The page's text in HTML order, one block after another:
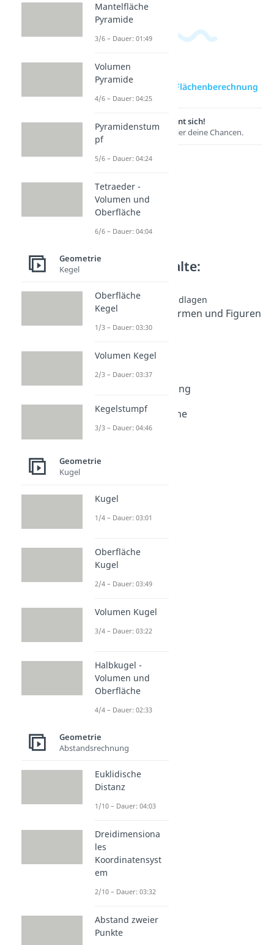
zur Videoseite: Flächenberechnung
Lernen lohnt sich!
Entdecke hier deine Chancen.
Weitere Inhalte:
Geometrische Grundlagen
Geometrische Formen und Figuren
Dauer: 03:48
Dauer: 04:17
Flächeninhalt
Dauer: 04:37
Flächenberechnung
Querschnittsfläche
Dauer: 04:16
Sechseck
Dauer: 02:51
Mantelfläche
Pyramide
3/6 – Dauer: 01:49
Volumen
Pyramide
4/6 – Dauer: 04:25
Pyramidenstum
pf
5/6 – Dauer: 04:24
Tetraeder -
Volumen und
Oberfläche
6/6 – Dauer: 04:04
Geometrie
Kegel
Oberfläche
Kegel
1/3 – Dauer: 03:30
Volumen Kegel
2/3 – Dauer: 03:37
Kegelstumpf
3/3 – Dauer: 04:46
Geometrie
Kugel
Kugel
1/4 – Dauer: 03:01
Oberfläche
Kugel
2/4 – Dauer: 03:49
Volumen Kugel
3/4 – Dauer: 03:22
Halbkugel -
Volumen und
Oberfläche
4/4 – Dauer: 02:33
Geometrie
Abstandsrechnung
Euklidische
Distanz
1/10 – Dauer: 04:03
Dreidimensiona
les
Koordinatensyst
em
2/10 – Dauer: 03:32
Abstand zweier
Punkte